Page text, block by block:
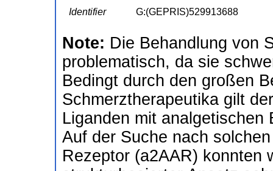
Identifier
G:(GEPRIS)529913688
Note: Die Behandlung von
problematisch, da sie
Bedingt durch den großen
Schmerztherapeutika gilt
Liganden mit
Auf der Suche nach
Rezeptor (a2AAR) konnten